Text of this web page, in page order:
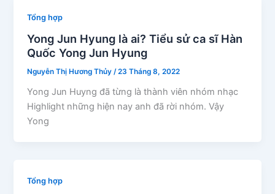
Tổng hợp
Yong Jun Hyung là ai? Tiểu sử ca sĩ Hàn
Quốc Yong Jun Hyung
Nguyễn Thị Hương Thủy/23 Tháng 8, 2022
Yong Jun Huyng đã từng là thành viên nhóm nhạc
Highlight những hiện nay anh đã rời nhóm. Vậy
Yong
Tổng hợp